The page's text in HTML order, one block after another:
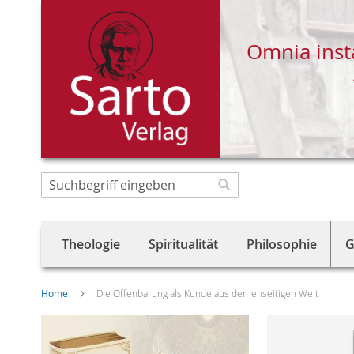
Direkt
zum
Omnia
Suche
Theologie Spiritualität Philosophie
Home Die Offenbarung als Kunde aus der jenseitigen Welt